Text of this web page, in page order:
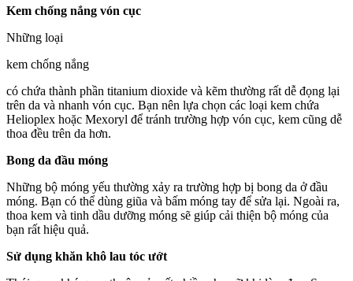
Kem chống nắng vón cục
Những loại
kem chống nắng
có chứa thành phần titanium dioxide và kẽm thường rất dễ đọng lại
trên da và nhanh vón cục. Bạn nên lựa chọn các loại kem chứa
Helioplex hoặc Mexoryl để tránh trường hợp vón cục, kem cũng dễ
thoa đều trên da hơn.
Bong da đầu móng
Những bộ móng yếu thường xảy ra trường hợp bị bong da ở đầu
móng. Bạn có thể dùng giũa và bấm móng tay để sửa lại. Ngoài ra,
thoa kem và tinh dầu dưỡng móng sẽ giúp cải thiện bộ móng của
bạn rất hiệu quả.
Sử dụng khăn khô lau tóc ướt